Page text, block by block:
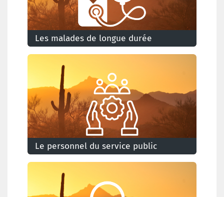
Les malades de longue durée
Que signifie l'accord de l'Arizona pour vous en
Le personnel du service public
Que signifie l'accord de l'Arizona si vous êtes